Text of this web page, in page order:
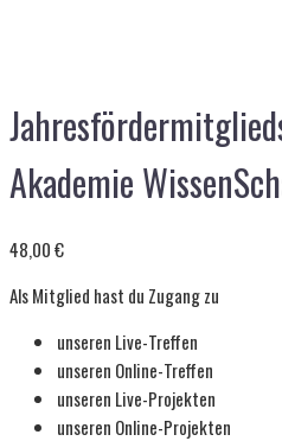
Akademie
48,00€
Als Mitglied hast du Zugang zu
unseren Live-Treffen
unseren Online-Treffen
unseren Live-Projekten
unseren Online-Projekten